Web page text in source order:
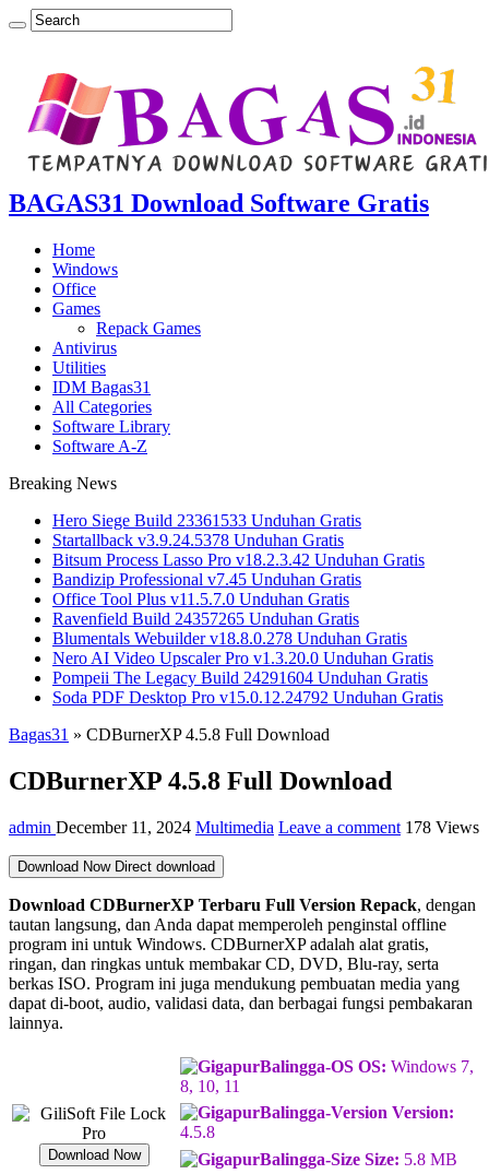
BAGAS31 Download Software Gratis
Home
Windows
Office
Games
Repack Games
Antivirus
Utilities
IDM Bagas31
All Categories
Software Library
Software A-Z
Breaking News
Hero Siege Build 23361533 Unduhan Gratis
Startallback v3.9.24.5378 Unduhan Gratis
Bitsum Process Lasso Pro v18.2.3.42 Unduhan Gratis
Bandizip Professional v7.45 Unduhan Gratis
Office Tool Plus v11.5.7.0 Unduhan Gratis
Ravenfield Build 24357265 Unduhan Gratis
Blumentals Webuilder v18.8.0.278 Unduhan Gratis
Nero AI Video Upscaler Pro v1.3.20.0 Unduhan Gratis
Pompeii The Legacy Build 24291604 Unduhan Gratis
Soda PDF Desktop Pro v15.0.12.24792 Unduhan Gratis
Bagas31 » CDBurnerXP 4.5.8 Full Download
CDBurnerXP 4.5.8 Full Download
admin December 11, 2024 Multimedia Leave a comment 178 Views
Download Now Direct download
Download CDBurnerXP Terbaru Full Version Repack, dengan
tautan langsung, dan Anda dapat memperoleh penginstal offline
program ini untuk Windows. CDBurnerXP adalah alat gratis,
ringan, dan ringkas untuk membakar CD, DVD, Blu-ray, serta
berkas ISO. Program ini juga mendukung pembuatan media yang
dapat di-boot, audio, validasi data, dan berbagai fungsi pembakaran
lainnya.
Download Now
OS: Windows 7,
8, 10, 11
Version:
4.5.8
Size: 5.8 MB